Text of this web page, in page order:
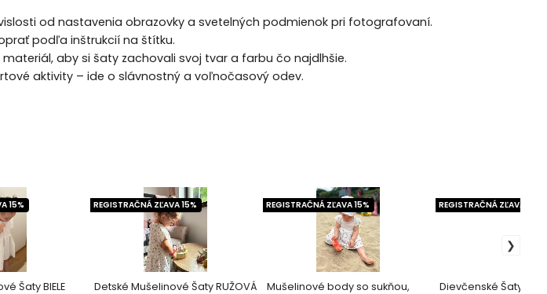
od nastavenia obrazovky a svetelných podmienok pri fotografovaní.
podľa inštrukcií na štítku.
aby si šaty zachovali svoj tvar a farbu čo najdlhšie.
aktivity – ide o slávnostný a voľnočasový odev.
Šaty BIELE
15%
Detské Mušelinové Šaty RUŽOVÁ
REGISTRAČNÁ ZĽAVA 15%
Mušelinové body so sukňou,
REGISTRAČNÁ ZĽAVA 15%
Dievčenské Šaty
REGISTRAČNÁ ZĽAVA 15%